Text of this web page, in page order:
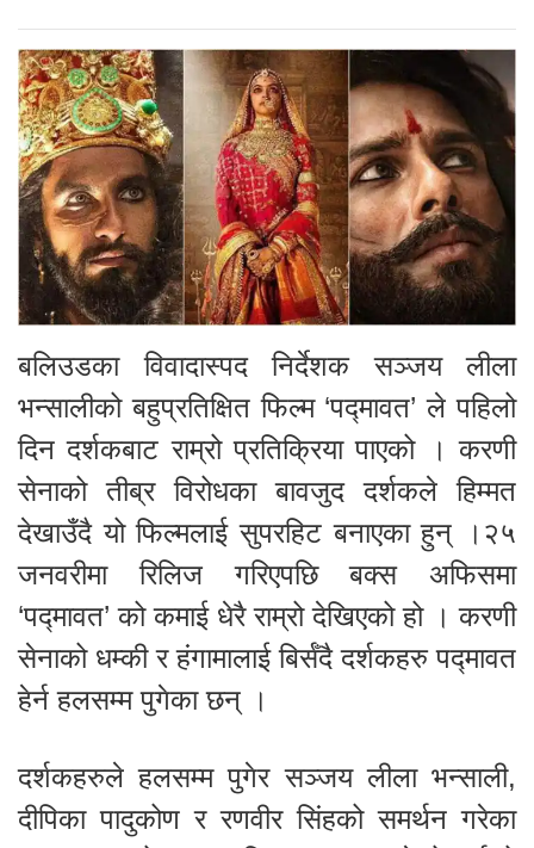
बलिउडका विवादास्पद निर्देशक सञ्जय लीला
भन्सालीको बहुप्रतिक्षित फिल्म ‘पद्मावत’ ले पहिलो
दिन दर्शकबाट राम्रो प्रतिक्रिया पाएको । करणी
सेनाको तीब्र विरोधका बावजुद दर्शकले हिम्मत
देखाउँदै यो फिल्मलाई सुपरहिट बनाएका हुन् ।२५
जनवरीमा रिलिज गरिएपछि बक्स अफिसमा
‘पद्मावत’ को कमाई धेरै राम्रो देखिएको हो । करणी
सेनाको धम्की र हंगामालाई बिर्सँदै दर्शकहरु पद्मावत
हेर्न हलसम्म पुगेका छन् ।
दर्शकहरुले हलसम्म पुगेर सञ्जय लीला भन्साली,
दीपिका पादुकोण र रणवीर सिंहको समर्थन गरेका